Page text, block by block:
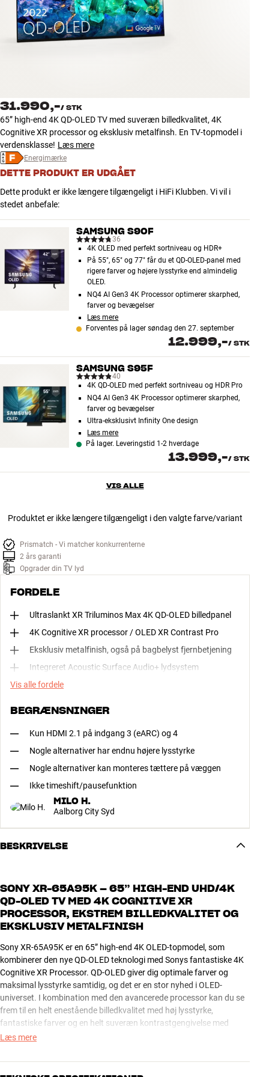
Tilbehør
INSPIRATION
NYHEDER
TILBUD
Find Butik
Kundeservice
Log ind
Kundeservice
31.990,-/ STK
65” high-end 4K QD-OLED TV med suveræn billedkvalitet, 4K
Cognitive XR processor og eksklusiv metalfinsh. En TV-topmodel i
verdensklasse! Læs mere
Energimærke
DETTE PRODUKT ER UDGÅET
Dette produkt er ikke længere tilgængeligt i HiFi Klubben. Vi vil i
stedet anbefale:
SAMSUNG S90F
36
4K OLED med perfekt sortniveau og HDR+
På 55", 65" og 77" får du et QD-OLED-panel med
rigere farver og højere lysstyrke end almindelig
OLED.
NQ4 AI Gen3 4K Processor optimerer skarphed,
farver og bevægelser
Læs mere
Forventes på lager søndag den 27. september
12.999,-/ STK
SAMSUNG S95F
40
4K QD-OLED med perfekt sortniveau og HDR Pro
NQ4 AI Gen3 4K Processor optimerer skarphed,
farver og bevægelser
Ultra-eksklusivt Infinity One design
Læs mere
På lager. Leveringstid 1-2 hverdage
13.999,-/ STK
VIS ALLE
Produktet er ikke længere tilgængeligt i den valgte farve/variant
Prismatch - Vi matcher konkurrenterne
2 års garanti
Opgrader din TV lyd
FORDELE
Ultraslankt XR Triluminos Max 4K QD-OLED billedpanel
4K Cognitive XR processor / OLED XR Contrast Pro
Eksklusiv metalfinish, også på bagbelyst fjernbetjening
Integreret Acoustic Surface Audio+ lydsystem
Vis alle fordele
BEGRÆNSNINGER
Kun HDMI 2.1 på indgang 3 (eARC) og 4
Nogle alternativer har endnu højere lysstyrke
Nogle alternativer kan monteres tættere på væggen
Ikke timeshift/pausefunktion
MILO H.
Aalborg City Syd
BESKRIVELSE
SONY XR-65A95K – 65” HIGH-END UHD/4K
QD-OLED TV MED 4K COGNITIVE XR
PROCESSOR, EKSTREM BILLEDKVALITET OG
EKSKLUSIV METALFINISH
Sony XR-65A95K er en 65” high-end 4K OLED-topmodel, som
kombinerer den nye QD-OLED teknologi med Sonys fantastiske 4K
Cognitive XR Processor. QD-OLED giver dig optimale farver og
maksimal lysstyrke samtidig, og det er en stor nyhed i OLED-
universet. I kombination med den avancerede processor kan du se
frem til en helt enestående billedkvalitet med høj lysstyrke,
fantastiske farver og en helt suveræn kontrastgengivelse med
perfekt sortniveau.
Designet er i verdensklasse med fornem metalfinish både på
skærm, bordstander og fjernbetjening. Bordstanderen kan
Læs mere